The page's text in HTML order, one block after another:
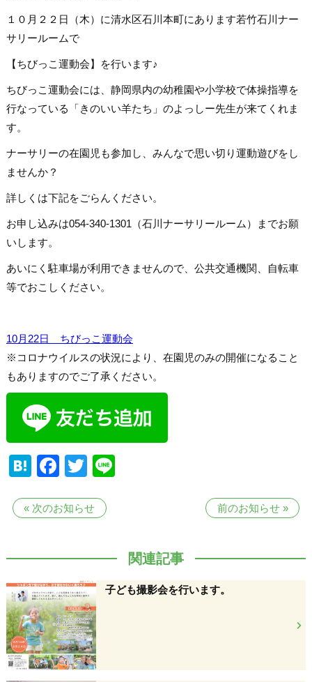
１０月２２日（木）に清水区石川本町にあります若竹石川ナー
サリールームで
【ちびっこ運動会】を行います♪
ちびっこ運動会には、静岡県内の幼稚園や小学校で体操指導を
行なっている「きのいい羊たち」のよっしー先生が来てくれま
す。
ナーサリーの在園児も参加し、みんなで思い切り運動遊びをし
ませんか？
詳しくは下記をごらんください。
お申し込みは054-340-1301（石川ナーサリールーム）までお願
いします。
あいにく駐車場が利用できませんので、公共交通機関、自転車
等でおこしください。
10月22日 ちびっこ運動会
※コロナウイルスの状況により、在園児のみの開催になること
もありますのでご了承ください。
Hatena
Facebook
Twitter
前のお知らせ»
« 次のお知らせ
関連記事
子ども撮影会を行います。